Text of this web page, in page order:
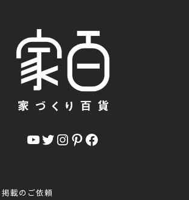
YouTube Twitter InstagramPinterest Facebook
掲載のご依頼